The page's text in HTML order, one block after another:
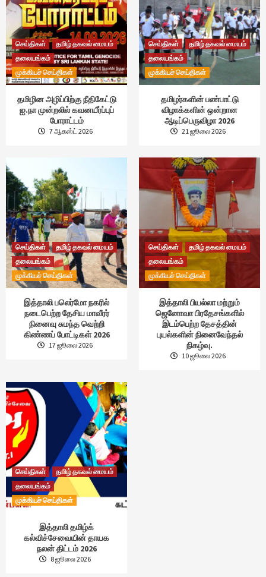
செய்திகள்
தமிழ் தகவல் மையம்
தலையங்கம்
முக்கியச் செய்திகள்
தமிழின அழிப்பிற்கு நீதிகேட்டு
ஐ.நா முன்றலில் கவனயீர்ப்புப்
போராட்டம்
7 ஆகஸ்ட் 2026
செய்திகள்
தமிழ் தகவல் மையம்
தலையங்கம்
முக்கியச் செய்திகள்
தமிழர்களின் பண்பாட்டு
விழாக்களின் ஒன்றான
ஆடிப்பெருவிழா 2026
21 ஜூலை 2026
செய்திகள்
தமிழ் தகவல் மையம்
தலையங்கம்
முக்கியச் செய்திகள்
இத்தாலி பலெர்மோ நகரில்
நடைபெற்ற தேசிய மாவீரர்
நினைவு சுமந்த வெற்றி
கிண்ணப் போட்டிகள் 2026
17 ஜூலை 2026
செய்திகள்
தமிழ் தகவல் மையம்
தலையங்கம்
முக்கியச் செய்திகள்
இத்தாலி பியல்லா மற்றும்
ஜெனோவா பிரதேசங்களில்
இடம்பெற்ற தேசத்தின்
புயல்களின் நினைவேந்தல்
நிகழ்வு.
10 ஜூலை 2026
செய்திகள்
தமிழ் தகவல் மையம்
தலையங்கம்
முக்கியச் செய்திகள்
இத்தாலி தமிழ்க்
கல்விச்சேவையின் தாயக
நலன் திட்டம் 2026
8 ஜூலை 2026